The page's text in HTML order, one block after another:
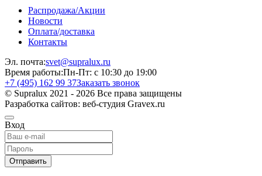
Распродажа/Акции
Новости
Оплата/доставка
Контакты
Эл. почта:svet@supralux.ru
Время работы:Пн-Пт: с 10:30 до 19:00
+7 (495) 162 99 37Заказать звонок
© Supralux 2021 - 2026 Все права защищены
Разработка сайтов: веб-студия Gravex.ru
Вход
Отправить